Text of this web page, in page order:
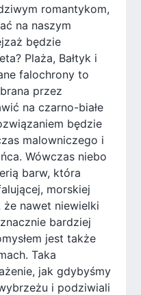
romantykom,
na naszym
będzie
Plaża, Bałtyk i
falochrony to
przez
na czarno-białe
będzie
malowniczego i
Wówczas niebo
barw, która
morskiej
że nawet niewielki
bardziej
jest także
Taka
jak gdybyśmy
i podziwiali